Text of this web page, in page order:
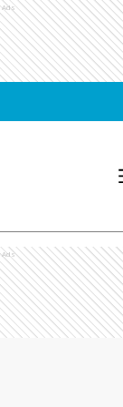
Ads
Ads